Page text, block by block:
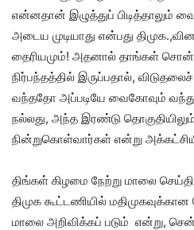
என்னதான் இழுத்துப்
அடைய முடியாது என்பது
தைரியமும்! அதனால் தாங்கள்
நிர்பந்தத்தில் இருப்பதால்,
வந்ததோ அப்படியே வைகோவும்
நல்லது, அந்த இரண்டு
நின்றுகொள்வார்கள் என்று
திங்கள் கிழமை நேற்று மாலை
திமுக கூட்டணியில்
மாலை அறிவிக்கப் படும் என்று,